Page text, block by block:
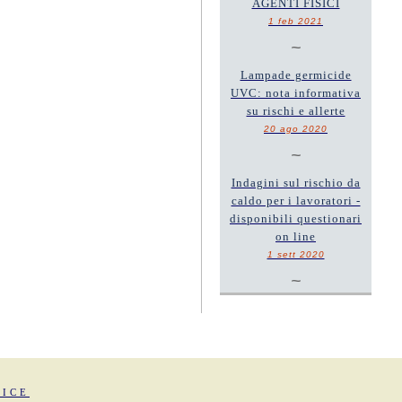
AGENTI FISICI
1 feb 2021
~
Lampade germicide
UVC: nota informativa
su rischi e allerte
20 ago 2020
~
Indagini sul rischio da
caldo per i lavoratori -
disponibili questionari
on line
1 sett 2020
~